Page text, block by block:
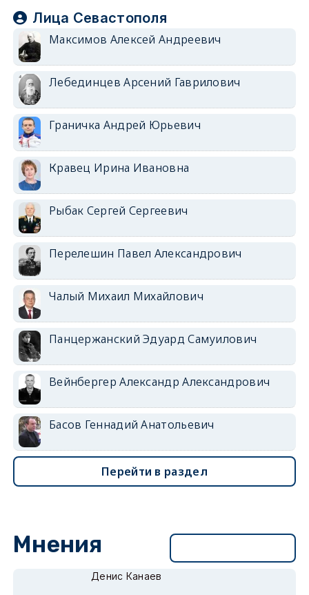
Лица Севастополя
Максимов Алексей Андреевич
Лебединцев Арсений Гаврилович
Граничка Андрей Юрьевич
Кравец Ирина Ивановна
Рыбак Сергей Сергеевич
Перелешин Павел Александрович
Чалый Михаил Михайлович
Панцержанский Эдуард Самуилович
Вейнбергер Александр Александрович
Басов Геннадий Анатольевич
Перейти в раздел
Мнения
Денис Канаев